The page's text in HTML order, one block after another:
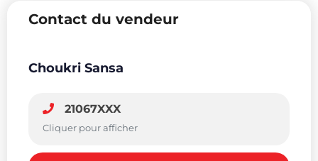
Contact du vendeur
Choukri Sansa
21067XXX
Cliquer pour afficher